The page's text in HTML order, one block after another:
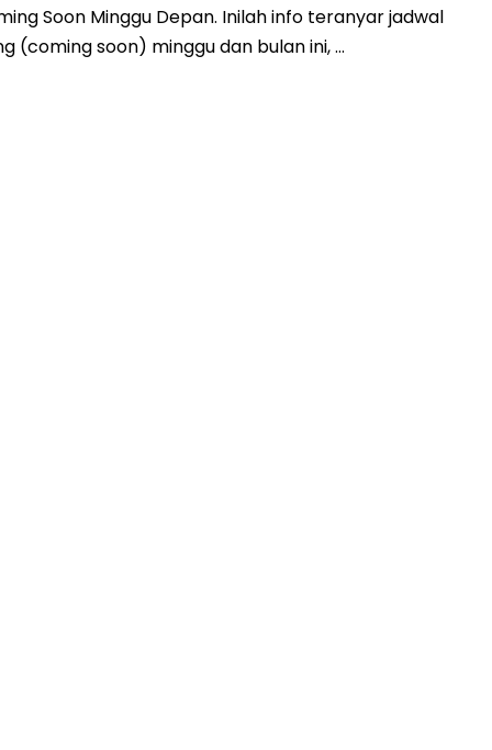
Soon Minggu Depan. Inilah info teranyar jadwal
(coming soon) minggu dan bulan ini, …